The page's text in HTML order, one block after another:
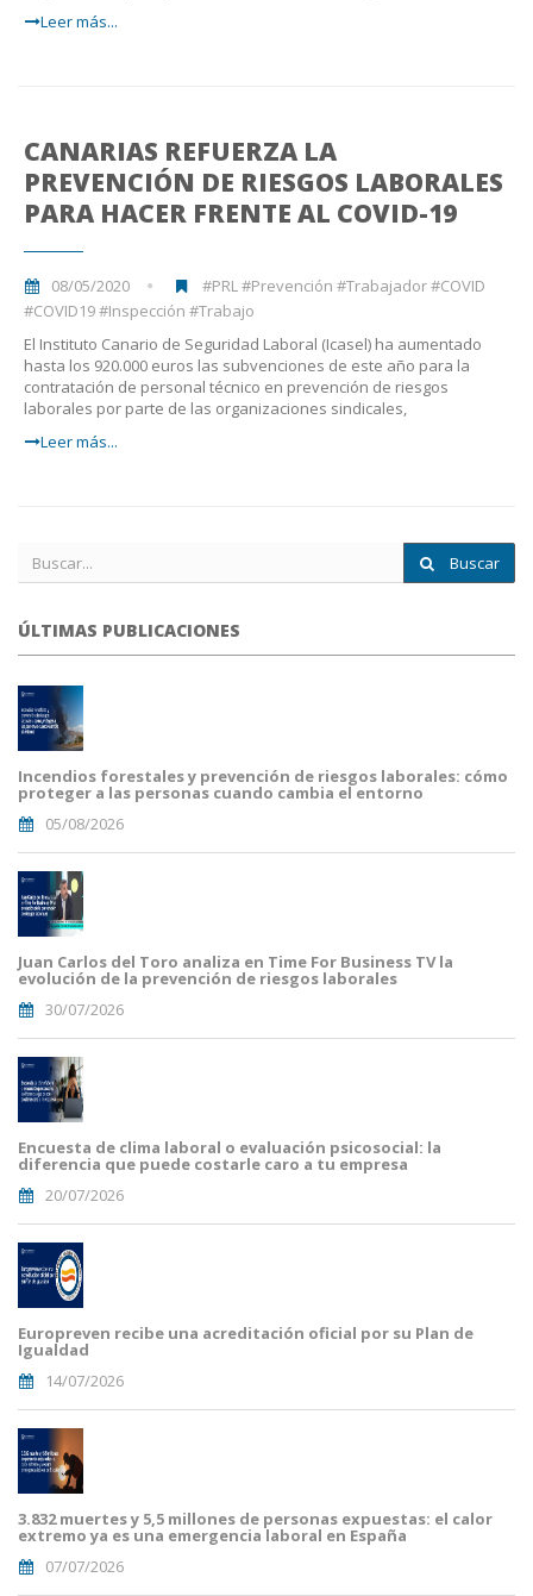
Leer más...
CANARIAS REFUERZA LA
PREVENCIÓN DE RIESGOS LABORALES
PARA HACER FRENTE AL COVID-19
08/05/2020
#PRL #Prevención #Trabajador #COVID
#COVID19 #Inspección #Trabajo
El Instituto Canario de Seguridad Laboral (Icasel) ha aumentado
hasta los 920.000 euros las subvenciones de este año para la
contratación de personal técnico en prevención de riesgos
laborales por parte de las organizaciones sindicales,
Leer más...
Buscar
ÚLTIMAS PUBLICACIONES
Incendios forestales y prevención de riesgos laborales: cómo
proteger a las personas cuando cambia el entorno
05/08/2026
Juan Carlos del Toro analiza en Time For Business TV la
evolución de la prevención de riesgos laborales
30/07/2026
Encuesta de clima laboral o evaluación psicosocial: la
diferencia que puede costarle caro a tu empresa
20/07/2026
Europreven recibe una acreditación oficial por su Plan de
Igualdad
14/07/2026
3.832 muertes y 5,5 millones de personas expuestas: el calor
extremo ya es una emergencia laboral en España
07/07/2026